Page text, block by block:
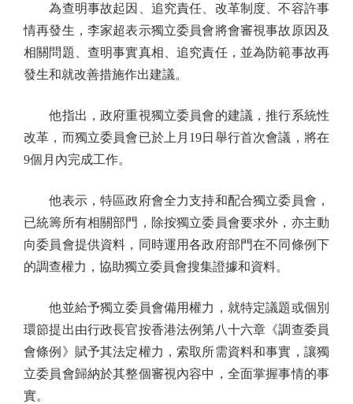
為查明事故起因、追究責任、改革制度、不容許事
情再發生，李家超表示獨立委員會將會審視事故原因及
相關問題、查明事實真相、追究責任，並為防範事故再
發生和就改善措施作出建議。
他指出，政府重視獨立委員會的建議，推行系統性
改革，而獨立委員會已於上月19日舉行首次會議，將在
9個月內完成工作。
他表示，特區政府會全力支持和配合獨立委員會，
已統籌所有相關部門，除按獨立委員會要求外，亦主動
向委員會提供資料，同時運用各政府部門在不同條例下
的調查權力，協助獨立委員會搜集證據和資料。
他並給予獨立委員會備用權力，就特定議題或個別
環節提出由行政長官按香港法例第八十六章《調查委員
會條例》賦予其法定權力，索取所需資料和事實，讓獨
立委員會歸納於其整個審視內容中，全面掌握事情的事
實。